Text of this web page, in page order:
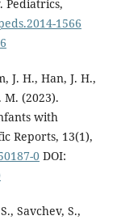
Pediatrics,
1566
J. H., Han, J. H.,
M. (2023).
with
Reports, 13(1),
0DOI:
Savchev, S.,